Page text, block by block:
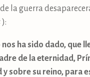
la guerra
):
nos ha sido dado,
de la eternidad,
sobre su reino, para